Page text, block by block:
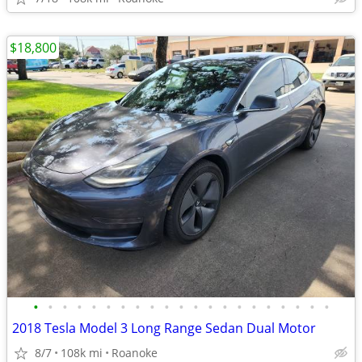
• • • • • • • • • • • • • • • • • • • • •
2018 Tesla Model 3 Long Range Sedan Dual Motor
8/7 108k mi Roanoke
$18,800